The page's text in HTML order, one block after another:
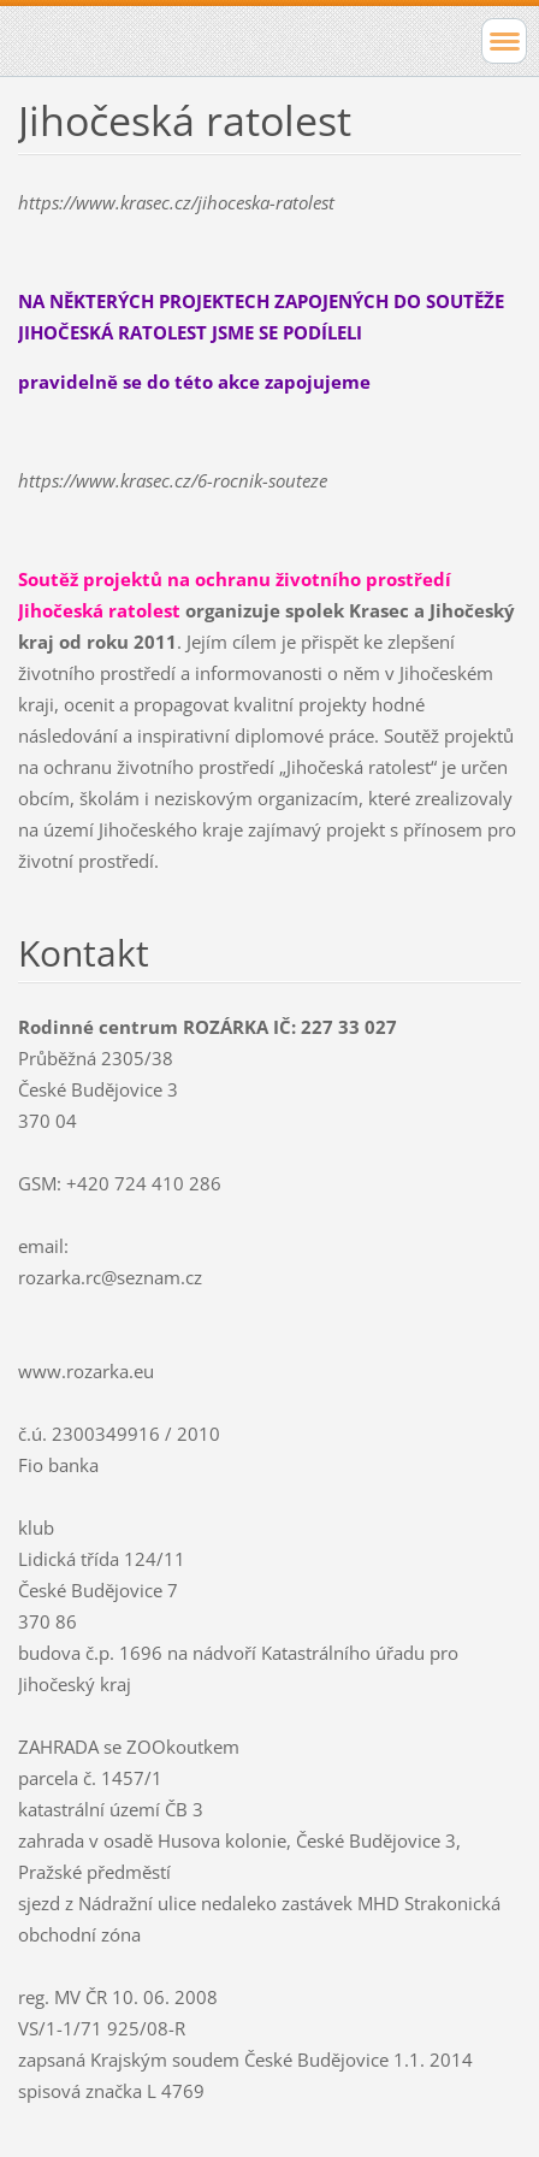
Jihočeská ratolest
https://www.krasec.cz/jihoceska-ratolest
NA NĚKTERÝCH PROJEKTECH ZAPOJENÝCH DO SOUTĚŽE
JIHOČESKÁ RATOLEST JSME SE PODÍLELI
pravidelně se do této akce zapojujeme
https://www.krasec.cz/6-rocnik-souteze
Soutěž projektů na ochranu životního prostředí
Jihočeská ratolest organizuje spolek Krasec a Jihočeský
kraj od roku 2011. Jejím cílem je přispět ke zlepšení
životního prostředí a informovanosti o něm v Jihočeském
kraji, ocenit a propagovat kvalitní projekty hodné
následování a inspirativní diplomové práce. Soutěž projektů
na ochranu životního prostředí „Jihočeská ratolest“ je určen
obcím, školám i neziskovým organizacím, které zrealizovaly
na území Jihočeského kraje zajímavý projekt s přínosem pro
životní prostředí.
Kontakt
Rodinné centrum ROZÁRKA IČ: 227 33 027
Průběžná 2305/38
České Budějovice 3
370 04
GSM: +420 724 410 286
email:
rozarka.rc@seznam.cz
www.rozarka.eu
č.ú. 2300349916 / 2010
Fio banka
klub
Lidická třída 124/11
České Budějovice 7
370 86
budova č.p. 1696 na nádvoří Katastrálního úřadu pro
Jihočeský kraj
ZAHRADA se ZOOkoutkem
parcela č. 1457/1
katastrální území ČB 3
zahrada v osadě Husova kolonie, České Budějovice 3,
Pražské předměstí
sjezd z Nádražní ulice nedaleko zastávek MHD Strakonická
obchodní zóna
reg. MV ČR 10. 06. 2008
VS/1-1/71 925/08-R
zapsaná Krajským soudem České Budějovice 1.1. 2014
spisová značka L 4769